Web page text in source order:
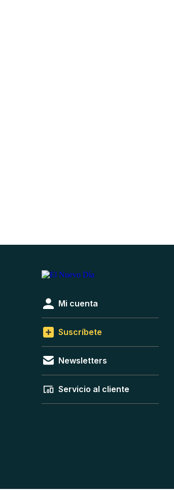
Mi cuenta
Suscríbete
Newsletters
Servicio al cliente